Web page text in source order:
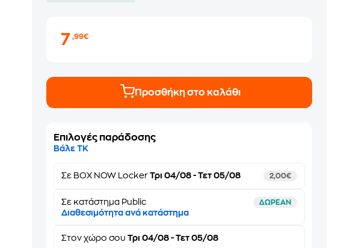
7,99€
Προσθήκη στο καλάθι
Επιλογές παράδοσης
Βάλε ΤΚ
Σε BOX NOW Locker Τρι 04/08 - Τετ 05/08 2,00€
Σε κατάστημα Public ΔΩΡΕΑΝ
Διαθεσιμότητα ανά κατάστημα
Στονχώρο σου Τρι 04/08 - Τετ 05/08